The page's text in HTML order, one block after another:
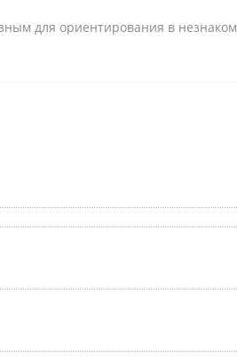
для ориентирования в